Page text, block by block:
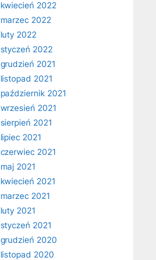
kwiecień 2022
marzec 2022
luty 2022
styczeń 2022
grudzień 2021
listopad 2021
październik 2021
wrzesień 2021
sierpień 2021
lipiec 2021
czerwiec 2021
maj 2021
kwiecień 2021
marzec 2021
luty 2021
styczeń 2021
grudzień 2020
listopad 2020